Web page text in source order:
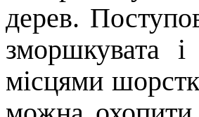
дерев.
зморшкувата
місцями